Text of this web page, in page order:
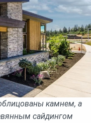
камнем, а
сайдингом